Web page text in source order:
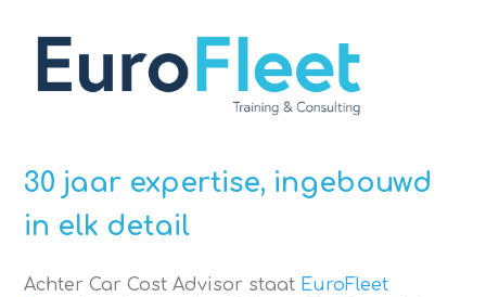
30 jaar expertise, ingebouwd
in elk detail
Achter Car Cost Advisor staat EuroFleet